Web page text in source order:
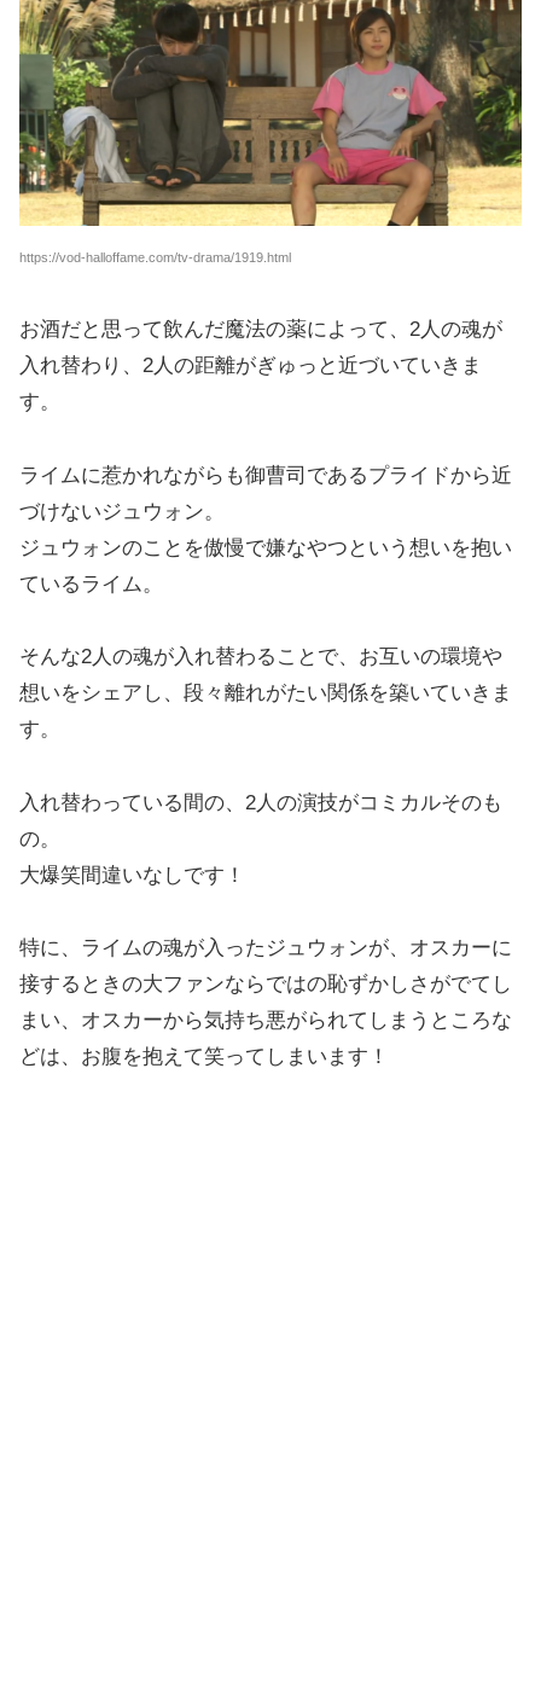
https://vod-halloffame.com/tv-drama/1919.html
お酒だと思って飲んだ魔法の薬によって、2人の魂が
入れ替わり、2人の距離がぎゅっと近づいていきま
す。
ライムに惹かれながらも御曹司であるプライドから近
づけないジュウォン。
ジュウォンのことを傲慢で嫌なやつという想いを抱い
ているライム。
そんな2人の魂が入れ替わることで、お互いの環境や
想いをシェアし、段々離れがたい関係を築いていきま
す。
入れ替わっている間の、2人の演技がコミカルそのも
の。
大爆笑間違いなしです！
特に、ライムの魂が入ったジュウォンが、オスカーに
接するときの大ファンならではの恥ずかしさがでてし
まい、オスカーから気持ち悪がられてしまうところな
どは、お腹を抱えて笑ってしまいます！